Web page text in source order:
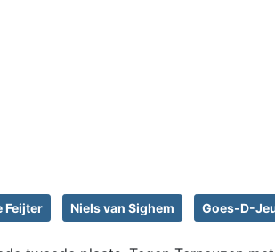
Feijter Niels van Sighem Goes-D-